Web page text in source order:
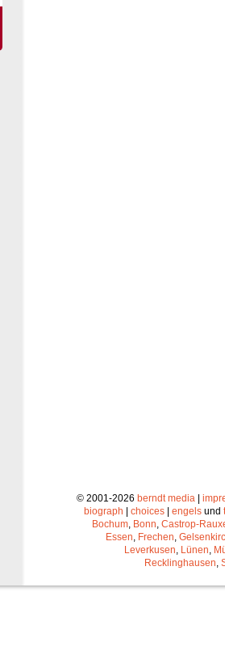
© 2001-2026 berndt media |
biograph | choices | engels und
Bochum Bonn Castrop-
Essen Frechen
Leverkusen Lünen
Recklinghausen